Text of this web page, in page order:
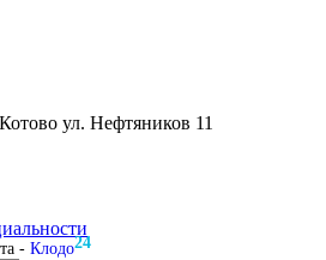
ул. Нефтяников 11
- Клодо24